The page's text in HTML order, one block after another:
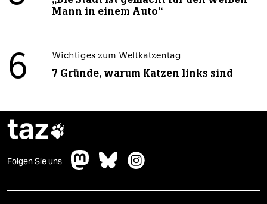
Mann in einem Auto“
6 Wichtiges zum Weltkatzentag
7 Gründe, warum Katzen links sind
taz
Folgen Sie uns